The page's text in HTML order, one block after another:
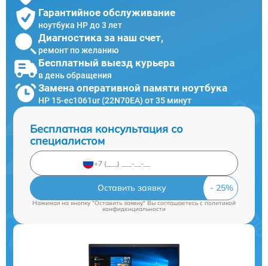
Гарантийное обслуживание
ноутбука HP до 3 лет
Диагностика за наш счет,
ремонт по желанию
Бесплатный выезд курьера
в день обращения
Замена оперативной памяти ноутбука
HP 15-ec1061ur (22N70EA) от 35 минут
Бесплатная консультация со
специалистом
Оставить заявку
Нажимая на кнопку "Оставить заявку" Вы соглашаетесь cполитикой
конфиденциальности